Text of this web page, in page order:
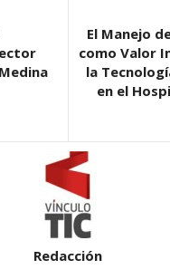
El Manejo
como Valor
la
en el
Redacción